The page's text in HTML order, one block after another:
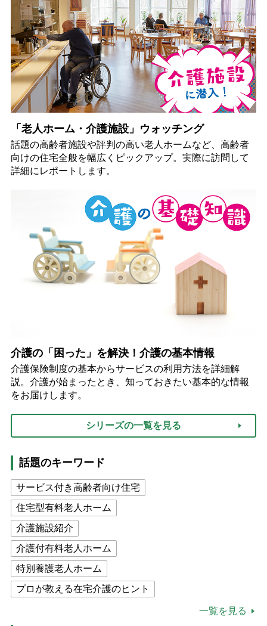
「老人ホーム・介護施設」ウォッチング
話題の高齢者施設や評判の高い老人ホームなど、高齢者
向けの住宅全般を幅広くピックアップ。実際に訪問して
詳細にレポートします。
介護の「困った」を解決！介護の基本情報
介護保険制度の基本からサービスの利用方法を詳細解
説。介護が始まったとき、知っておきたい基本的な情報
をお届けします。
シリーズの一覧を見る
話題のキーワード
サービス付き高齢者向け住宅
住宅型有料老人ホーム
介護施設紹介
介護付有料老人ホーム
特別養護老人ホーム
プロが教える在宅介護のヒント
一覧を見る